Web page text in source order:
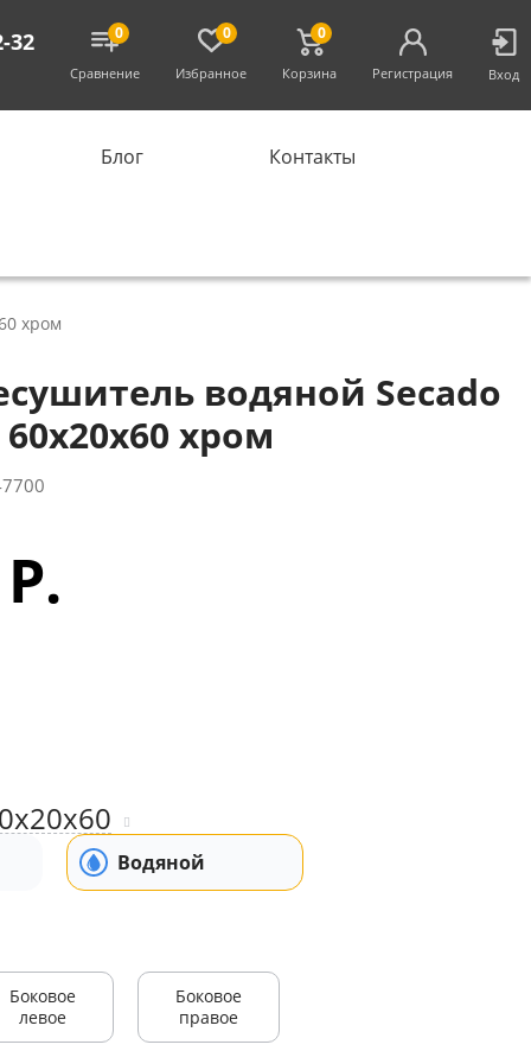
32 0
Сравнение
0
Избранное
0
Корзина Регистрация Вход
Блог Контакты
хром
водяной Secado
хром
Водяной
Боковое
левое
Боковое
правое